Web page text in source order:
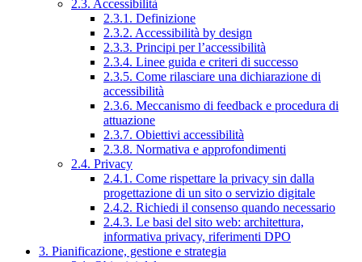
2.3. Accessibilità
2.3.1. Definizione
2.3.2. Accessibilità by design
2.3.3. Principi per l’accessibilità
2.3.4. Linee guida e criteri di successo
2.3.5. Come rilasciare una dichiarazione di
accessibilità
2.3.6. Meccanismo di feedback e procedura di
attuazione
2.3.7. Obiettivi accessibilità
2.3.8. Normativa e approfondimenti
2.4. Privacy
2.4.1. Come rispettare la privacy sin dalla
progettazione di un sito o servizio digitale
2.4.2. Richiedi il consenso quando necessario
2.4.3. Le basi del sito web: architettura,
informativa privacy, riferimenti DPO
3. Pianificazione, gestione e strategia